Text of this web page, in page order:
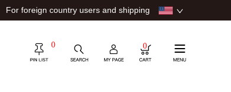
For foreign country users and shipping
0 0